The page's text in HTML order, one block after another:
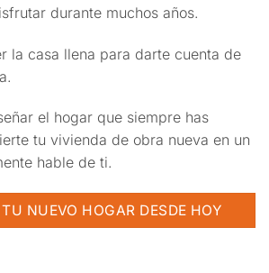
durante muchos años.
la casa llena para darte cuenta de
el hogar que siempre has
tu vivienda de obra nueva en un
hable de ti.
NUEVO HOGAR DESDE HOY